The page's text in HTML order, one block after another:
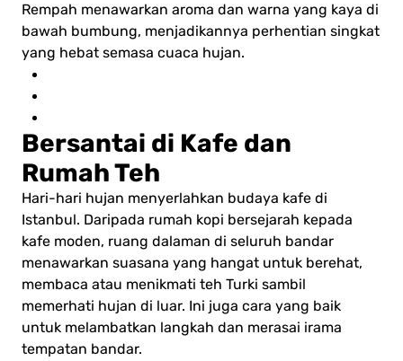
Rempah menawarkan aroma dan warna yang kaya di
bawah bumbung, menjadikannya perhentian singkat
yang hebat semasa cuaca hujan.
Bersantai di Kafe dan
Rumah Teh
Hari-hari hujan menyerlahkan budaya kafe di
Istanbul. Daripada rumah kopi bersejarah kepada
kafe moden, ruang dalaman di seluruh bandar
menawarkan suasana yang hangat untuk berehat,
membaca atau menikmati teh Turki sambil
memerhati hujan di luar. Ini juga cara yang baik
untuk melambatkan langkah dan merasai irama
tempatan bandar.